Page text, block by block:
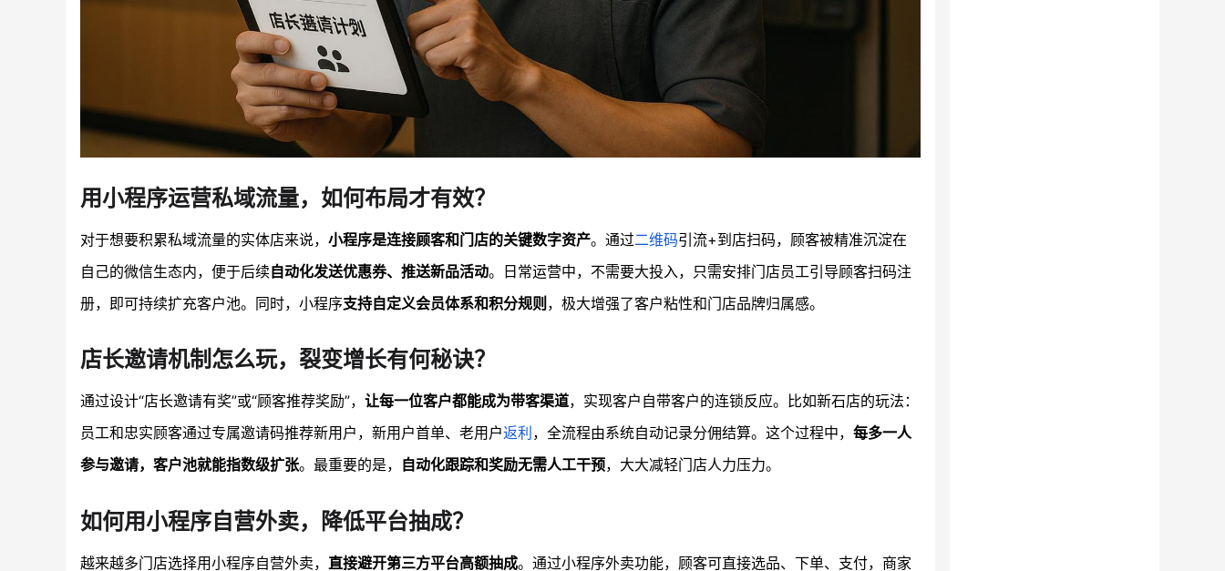
用小程序运营私域流量，如何布局才有效？
对于想要积累私域流量的实体店来说， 小程序是连接顾客和门店的关键数字资产。通过二维码引流+到店扫码，顾客被精准沉淀在
自己的微信生态内，便于后续自动化发送优惠券、推送新品活动。日常运营中，不需要大投入，只需安排门店员工引导顾客扫码注
册，即可持续扩充客户池。同时，小程序支持自定义会员体系和积分规则 ，极大增强了客户粘性和门店品牌归属感。
店长邀请机制怎么玩，裂变增长有何秘诀？
通过设计“店长邀请有奖”或“顾客推荐奖励”， 让每一位客户都能成为带客渠道，实现客户自带客户的连锁反应。比如新石店的玩法：
员工和忠实顾客通过专属邀请码推荐新用户，新用户首单、老用户返利 ，全流程由系统自动记录分佣结算。这个过程中， 每多一人
参与邀请，客户池就能指数级扩张。最重要的是， 自动化跟踪和奖励无需人工干预，大大减轻门店人力压力。
如何用小程序自营外卖，降低平台抽成？
越来越多门店选择用小程序自营外卖， 直接避开第三方平台高额抽成。通过小程序外卖功能，顾客可直接选品、下单、支付，商家